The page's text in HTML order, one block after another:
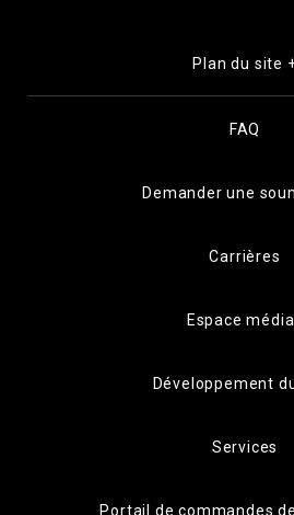
Plan du site
FAQ
Demander une
Carrières
Espace
Développement
Services
Portail de commandes